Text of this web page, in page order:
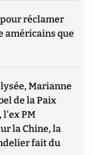
réclamer
américains que
Marianne
de la Paix
l'ex PM
la Chine, la
fait du